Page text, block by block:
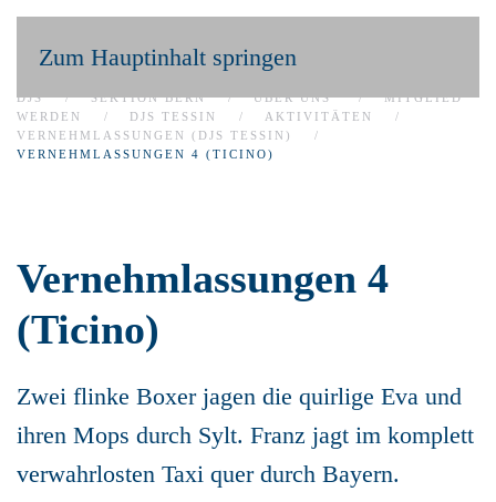
Zum Hauptinhalt springen
DJS SEKTION BERN ÜBER UNS
MITGLIED
WERDEN
DJS TESSIN
AKTIVITÄTEN
VERNEHMLASSUNGEN (DJS TESSIN)
VERNEHMLASSUNGEN 4 (TICINO)
Vernehmlassungen 4
(Ticino)
Zwei flinke Boxer jagen die quirlige Eva und
ihren Mops durch Sylt. Franz jagt im komplett
verwahrlosten Taxi quer durch Bayern.